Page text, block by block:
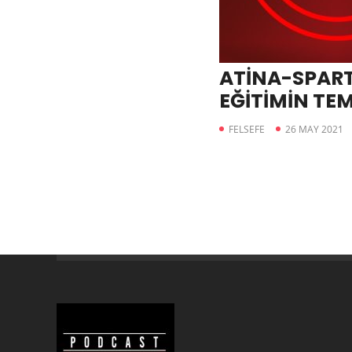
ATİNA-
EĞİTİMİN
FELSEFE 26 MAY 2021